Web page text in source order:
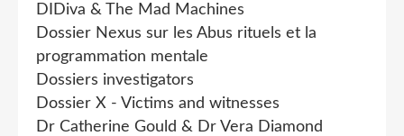
DIDiva & The Mad Machines
Dossier Nexus sur les Abus rituels et la
programmation mentale
Dossiers investigators
Dossier X - Victims and witnesses
Dr Catherine Gould & Dr Vera Diamond